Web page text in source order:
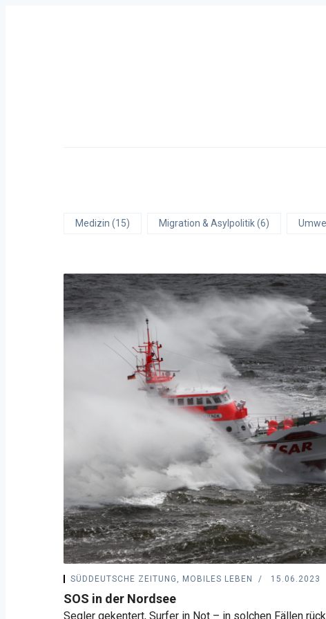
Medizin (15) Migration & Asylpolitik (6)
SÜDDEUTSCHE ZEITUNG, MOBILES LEBEN 15.06.2023
SOS in der Nordsee
Segler gekentert, Surfer in Not – in solchen Fällen